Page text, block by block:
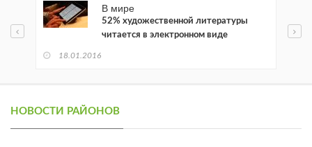
В мире
52% художественной литературы
читается в электронном виде
18.01.2016
НОВОСТИ РАЙОНОВ